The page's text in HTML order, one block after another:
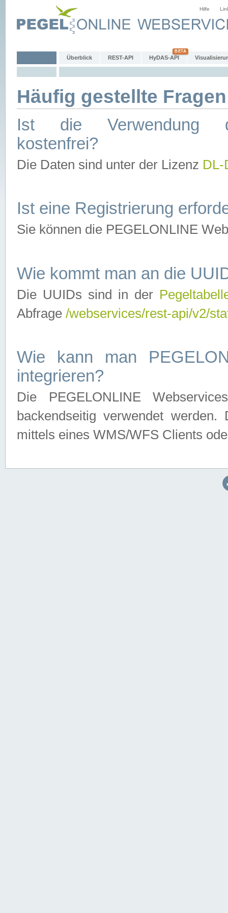
Hilfe
Überblick REST-API HyDAS-API
Häufig gestellte
Ist die Verwendung
kostenfrei?
Die Daten sind unter der Lizenz
Ist eine Registrierung
Sie können die PEGELONLINE
Wie kommt man an die
Die UUIDs sind in der
Abfrage /webservices/rest-api/v2/
Wie kann man
integrieren?
Die PEGELONLINE
backendseitig verwendet
mittels eines WMS/WFS Clients